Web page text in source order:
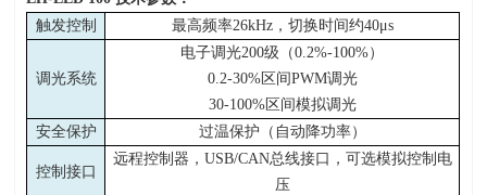
触发控制
最高频率26kHz，切换时间约40μs
调光系统
电子调光200级（0.2%-100%）
0.2-30%区间PWM调光
30-100%区间模拟调光
安全保护
过温保护（自动降功率）
控制接口
远程控制器， USB/CAN总线接口，可选模拟控制电
压